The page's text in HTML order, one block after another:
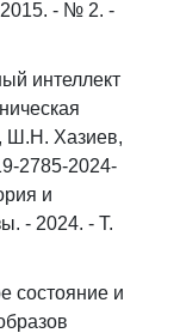
- № 2. -
интеллект
Ш.Н. Хазиев,
2785-2024-
и
- 2024. - Т.
состояние и